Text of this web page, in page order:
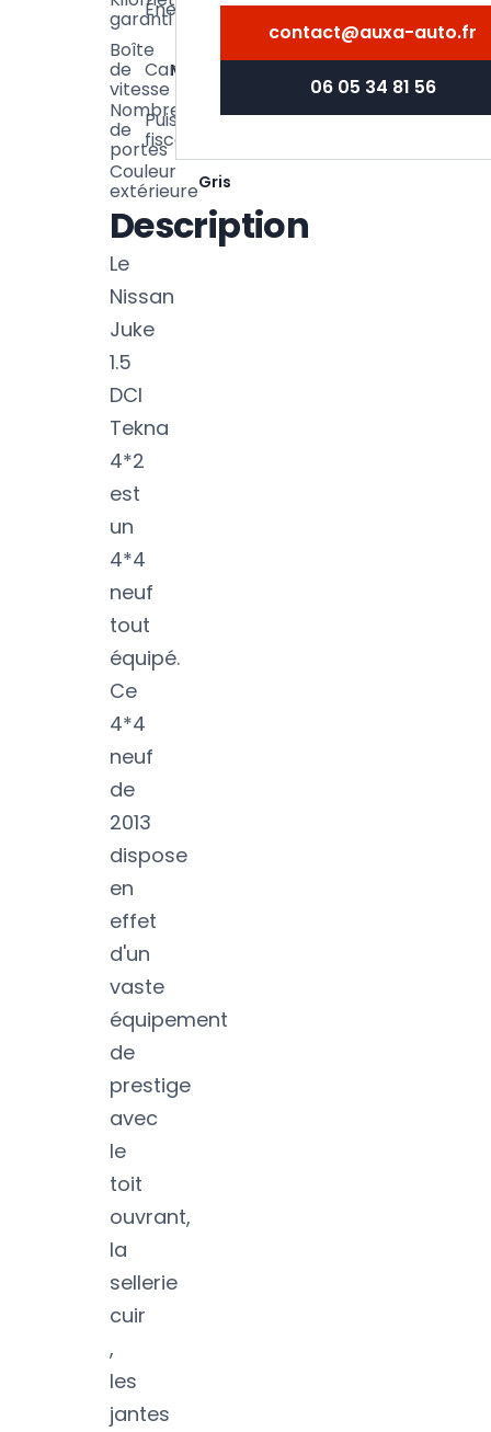
garanti
000
Énergie Diesel
Boîte
de
vitesse
Manuelle
Carrosserie
Nombre
de
portes
Puissance
fiscale
6
Couleur
extérieureGris
Description
Le
Nissan
Juke
1.5
DCI
Tekna
4*2
est
un
4*4
neuf
tout
équipé.
Ce
4*4
neuf
de
2013
dispose
en
effet
d'un
vaste
équipement
de
prestige
avec
le
toit
ouvrant,
la
sellerie
cuir
,
les
jantes
contact@auxa-auto.fr
06 05 34 81 56